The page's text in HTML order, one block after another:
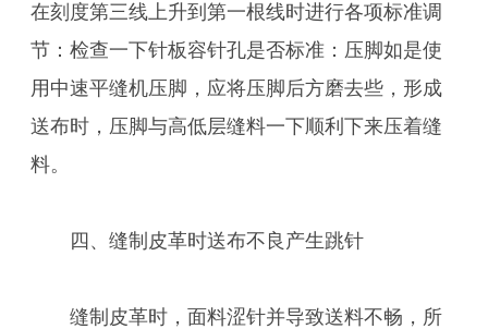
在刻度第三线上升到第一根线时进行各项标准调
节：检查一下针板容针孔是否标准：压脚如是使
用中速平缝机压脚，应将压脚后方磨去些，形成
送布时，压脚与高低层缝料一下顺利下来压着缝
料。
四、缝制皮革时送布不良产生跳针
缝制皮革时，面料涩针并导致送料不畅，所